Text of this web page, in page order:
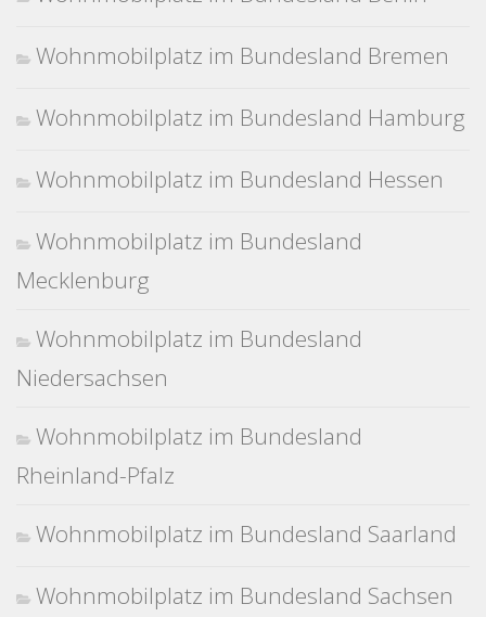
Wohnmobilplatz im Bundesland Bremen
Wohnmobilplatz im Bundesland Hamburg
Wohnmobilplatz im Bundesland Hessen
Wohnmobilplatz im Bundesland
Mecklenburg
Wohnmobilplatz im Bundesland
Niedersachsen
Wohnmobilplatz im Bundesland
Rheinland-Pfalz
Wohnmobilplatz im Bundesland Saarland
Wohnmobilplatz im Bundesland Sachsen